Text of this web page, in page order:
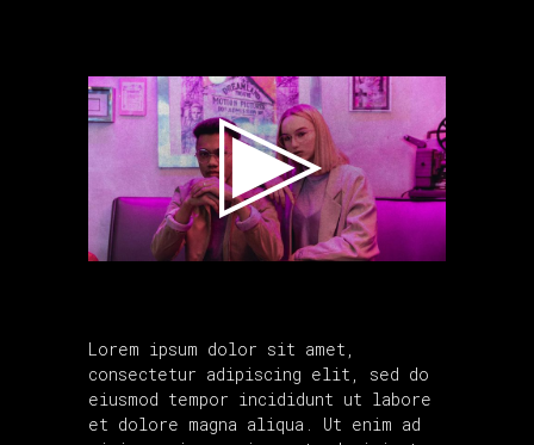
Lorem ipsum dolor sit amet,
consectetur adipiscing elit, sed do
eiusmod tempor incididunt ut labore
et dolore magna aliqua. Ut enim ad